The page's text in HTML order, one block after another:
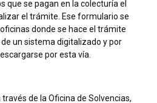
que se pagan en la colecturía el
el trámite. Ese formulario se
donde se hace el trámite
un sistema digitalizado y por
por esta vía.
través de la Oficina de Solvencias,